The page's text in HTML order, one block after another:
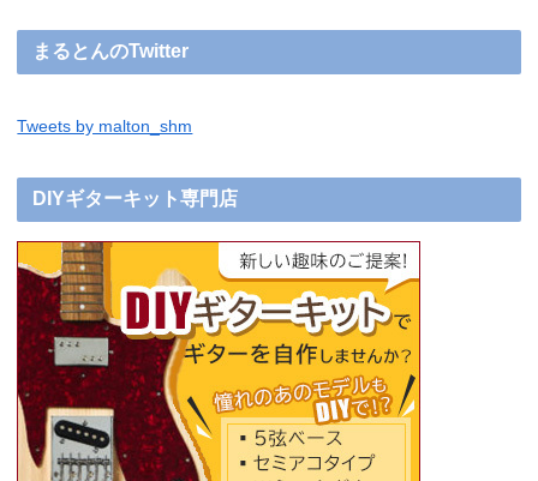
まるとんのTwitter
Tweets by malton_shm
DIYギターキット専門店